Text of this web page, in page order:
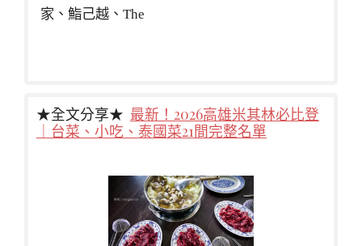
家、鮨己越、The
★全文分享★ 最新！2026高雄米其林必比登
｜台菜、小吃、泰國菜21間完整名單